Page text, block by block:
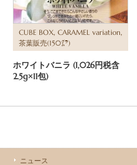
CUBE BOX, CARAMEL variation,
茶葉販売(150㌘)
ホワイトバニラ (1,026円税含
2.5g×11包)
ニュース